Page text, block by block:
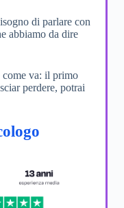
di parlare con
abbiamo da dire
come va: il primo
perdere, potrai